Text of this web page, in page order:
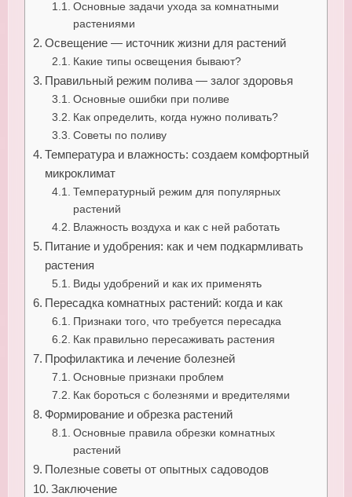
Основные задачи ухода за комнатными
растениями
Освещение — источник жизни для растений
Какие типы освещения бывают?
Правильный режим полива — залог здоровья
Основные ошибки при поливе
Как определить, когда нужно поливать?
Советы по поливу
Температура и влажность: создаем комфортный
микроклимат
Температурный режим для популярных
растений
Влажность воздуха и как с ней работать
Питание и удобрения: как и чем подкармливать
растения
Виды удобрений и как их применять
Пересадка комнатных растений: когда и как
Признаки того, что требуется пересадка
Как правильно пересаживать растения
Профилактика и лечение болезней
Основные признаки проблем
Как бороться с болезнями и вредителями
Формирование и обрезка растений
Основные правила обрезки комнатных
растений
Полезные советы от опытных садоводов
Заключение